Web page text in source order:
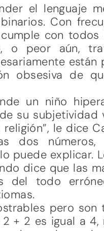
el lenguaje
Con
con
o peor aún,
están
obsesiva de
un niño
su subjetividad
le dice
dos
puede explicar.
dice que las
del todo
pero son
+ 2 es igual a